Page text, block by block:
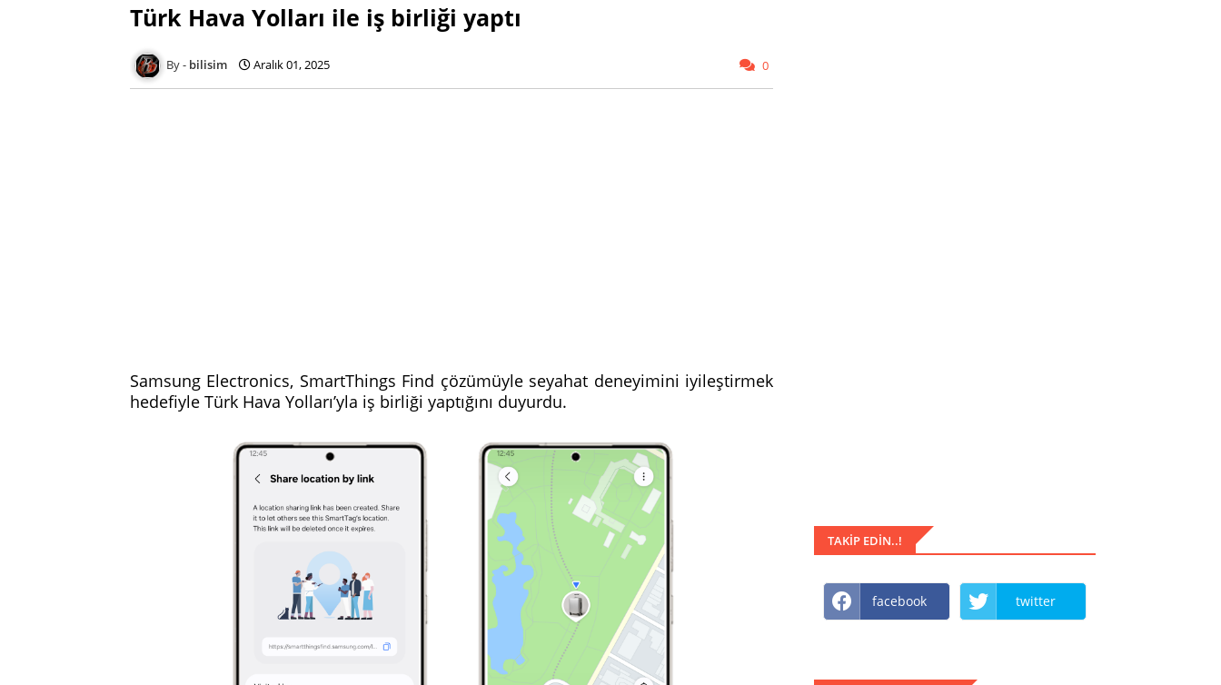
Türk Hava Yolları ile iş birliği yaptı
bilisim Aralık 01, 2025 0
Samsung Electronics, SmartThings Find çözümüyle seyahat deneyimini iyileştirmek
hedefiyle Türk Hava Yolları’yla iş birliği yaptığını duyurdu.
TAKIP EDIN..!
facebook twitter